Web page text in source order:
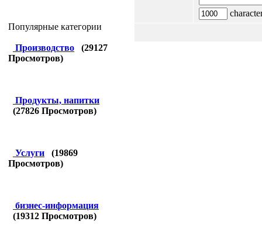
Популярные категории
Производство (29127
Просмотров)
Продукты, напитки
(27826 Просмотров)
Услуги (19869
Просмотров)
бизнес-информация
(19312 Просмотров)